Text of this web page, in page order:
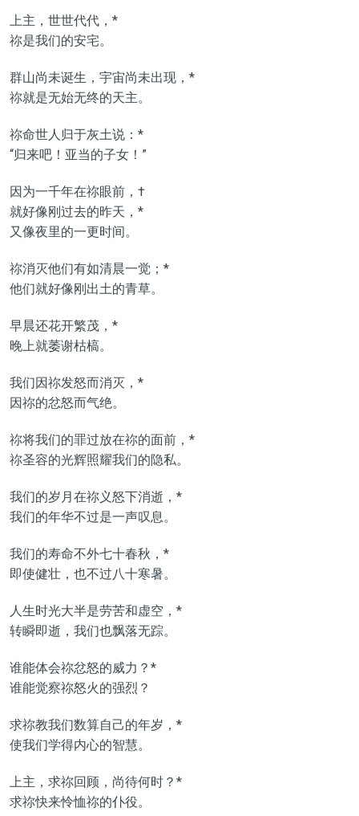
上主，世世代代，*
祢是我们的安宅。
群山尚未诞生，宇宙尚未出现，*
祢就是无始无终的天主。
祢命世人归于灰土说：*
“归来吧！亚当的子女！”
因为一千年在祢眼前，†
就好像刚过去的昨天，*
又像夜里的一更时间。
祢消灭他们有如清晨一觉；*
他们就好像刚出土的青草。
早晨还花开繁茂，*
晚上就萎谢枯槁。
我们因祢发怒而消灭，*
因祢的忿怒而气绝。
祢将我们的罪过放在祢的面前，*
祢圣容的光辉照耀我们的隐私。
我们的岁月在祢义怒下消逝，*
我们的年华不过是一声叹息。
我们的寿命不外七十春秋，*
即使健壮，也不过八十寒暑。
人生时光大半是劳苦和虚空，*
转瞬即逝，我们也飘落无踪。
谁能体会祢忿怒的威力？*
谁能觉察祢怒火的强烈？
求祢教我们数算自己的年岁，*
使我们学得内心的智慧。
上主，求祢回顾，尚待何时？*
求祢快来怜恤祢的仆役。